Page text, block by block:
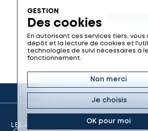
LES LUCS-SUR-BOULOGNE © 2026 •
GESTION
Des cookies
En autorisant ces services tiers,
dépôt et la lecture de cookies et
technologies de suivi nécessaires à
fonctionnement.
Non merci
Je choisis
OK pour moi